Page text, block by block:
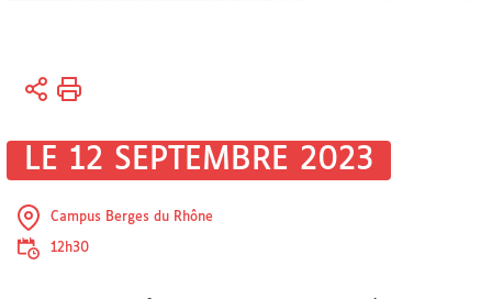
Vous
Accueil
campus
Culture
LE 12 SEPTEMBRE 2023
Campus Berges du Rhône
12h30